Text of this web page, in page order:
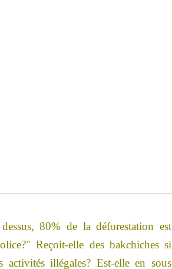
80% de la déforestation est
Reçoit-elle des bakchiches si
illégales? Est-elle en sous